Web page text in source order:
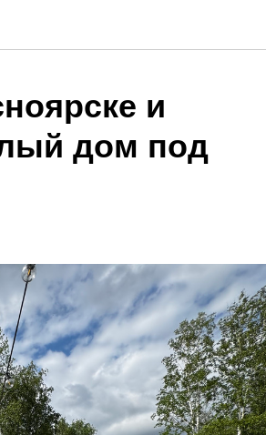
и
дом под